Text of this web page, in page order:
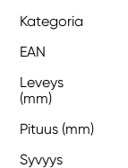
Kategoria
EAN
Leveys
(mm)
Pituus (mm)
Syvyys